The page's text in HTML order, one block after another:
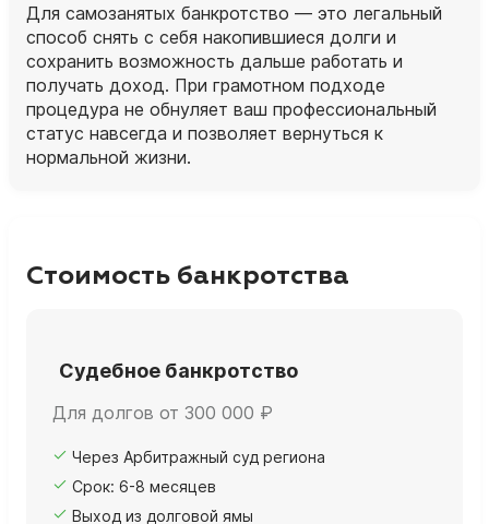
Для самозанятых банкротство — это легальный
способ снять с себя накопившиеся долги и
сохранить возможность дальше работать и
получать доход. При грамотном подходе
процедура не обнуляет ваш профессиональный
статус навсегда и позволяет вернуться к
нормальной жизни.
Стоимость банкротства
Судебное банкротство
Для долгов от 300 000 ₽
Через Арбитражный суд региона
Срок: 6-8 месяцев
Выход из долговой ямы